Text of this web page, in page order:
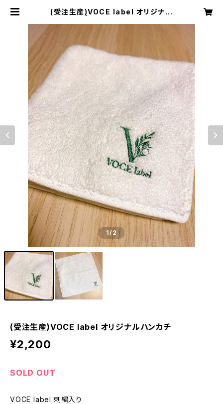
(受注生産)VOCE label オリジナル
1/2
(受注生産)VOCE label オリジナルハンカチ
¥2,200
SOLD OUT
VOCE label 刺繍入り